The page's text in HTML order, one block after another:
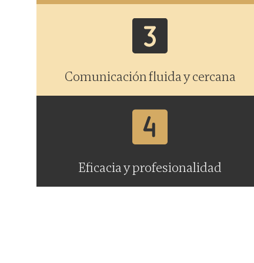
Comunicación fluida y cercana
Eficacia y profesionalidad